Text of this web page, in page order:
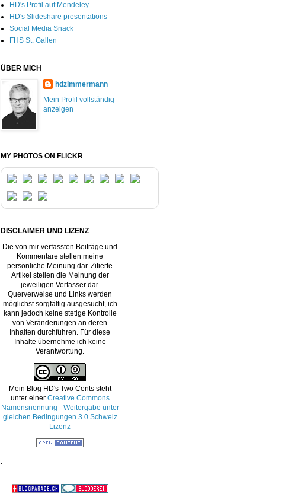
HD's Profil auf Mendeley
HD's Slideshare presentations
Social Media Snack
FHS St. Gallen
ÜBER MICH
hdzimmermann
Mein Profil vollständig
anzeigen
MY PHOTOS ON FLICKR
DISCLAIMER UND LIZENZ
Die von mir verfassten Beiträge und
Kommentare stellen meine
persönliche Meinung dar. Zitierte
Artikel stellen die Meinung der
jeweiligen Verfasser dar.
Querverweise und Links werden
möglichst sorgfältig ausgesucht, ich
kann jedoch keine stetige Kontrolle
von Veränderungen an deren
Inhalten durchführen. Für diese
Inhalte übernehme ich keine
Verantwortung.
Mein Blog HD's Two Centssteht
unter einer Creative Commons
Namensnennung - Weitergabe unter
gleichen Bedingungen 3.0 Schweiz
Lizenz
.